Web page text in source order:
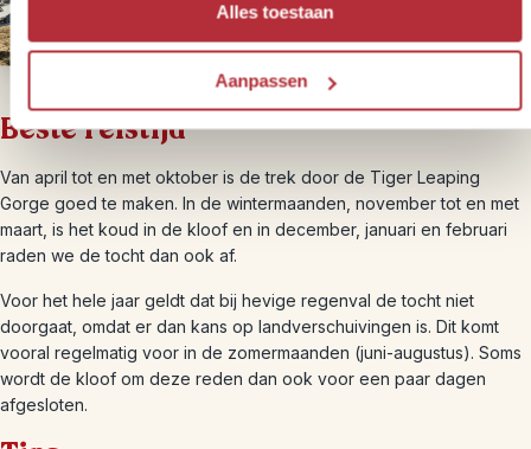
Alles toestaan
Aanpassen
Beste reistijd
Van april tot en met oktober is de trek door de Tiger Leaping
Gorge goed te maken. In de wintermaanden, november tot en met
maart, is het koud in de kloof en in december, januari en februari
raden we de tocht dan ook af.
Voor het hele jaar geldt dat bij hevige regenval de tocht niet
doorgaat, omdat er dan kans op landverschuivingen is. Dit komt
vooral regelmatig voor in de zomermaanden (juni-augustus). Soms
wordt de kloof om deze reden dan ook voor een paar dagen
afgesloten.